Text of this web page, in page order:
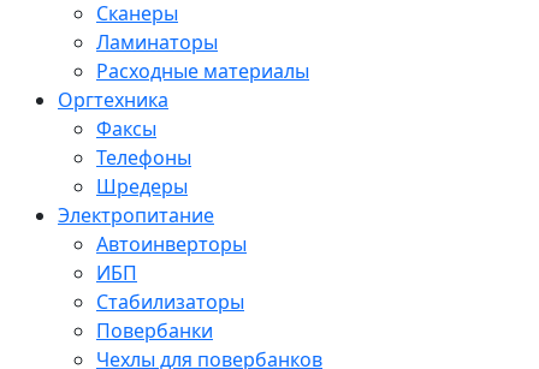
Сканеры
Ламинаторы
Расходные материалы
Оргтехника
Факсы
Телефоны
Шредеры
Электропитание
Автоинверторы
ИБП
Стабилизаторы
Повербанки
Чехлы для повербанков